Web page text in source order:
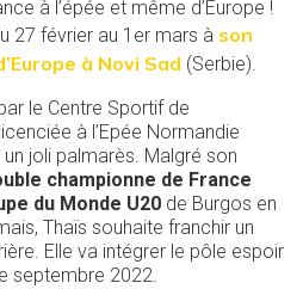
à l’épée et même d’Europe !
27 février au 1er mars à son
à Novi Sad (Serbie).
le Centre Sportif de
à l’Epée Normandie
joli palmarès. Malgré son
championne de France
du Monde U20 de Burgos en
Thaïs souhaite franchir un
Elle va intégrer le pôle espoir
septembre 2022.